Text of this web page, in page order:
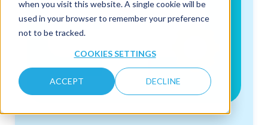
when you visit this website. A single cookie will be
used in your browser to remember your preference
not to be tracked.
COOKIES SETTINGS
ACCEPT DECLINE